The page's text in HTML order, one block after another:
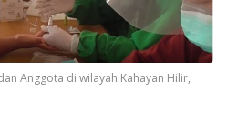
Anggota di wilayah Kahayan Hilir,